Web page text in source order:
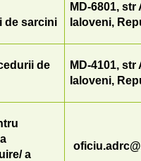
de sarcini
MD-6801,
Ialoveni,
de
MD-4101,
Ialoveni,
a